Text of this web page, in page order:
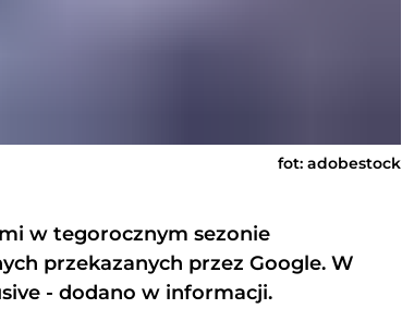
fot: adobestock
w tegorocznym sezonie
przekazanych przez Google. W
- dodano w informacji.